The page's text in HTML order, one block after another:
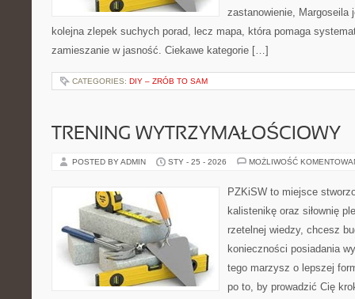
zastanowienie, Margoseila
kolejna zlepek suchych porad, lecz mapa, która pomaga
zamieszanie w jasność. Ciekawe kategorie […]
CATEGORIES: DIY – ZRÓB TO SAM
TRENING WYTRZYMAŁOŚCIOWY
POSTED BY ADMIN STY - 25 - 2026 MOŻLIWOŚĆ
PZKiSW to miejsce
kalistenikę oraz siłownię
rzetelnej wiedzy, chcesz
konieczności posiadania
tego marzysz o lepszej
po to, by prowadzić Cię